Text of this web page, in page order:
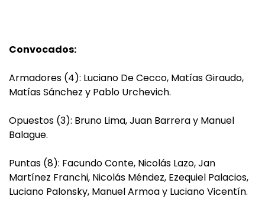
Convocados:
Armadores (4): Luciano De Cecco, Matías Giraudo,
Matías Sánchez y Pablo Urchevich.
Opuestos (3): Bruno Lima, Juan Barrera y Manuel
Balague.
Puntas (8): Facundo Conte, Nicolás Lazo, Jan
Martínez Franchi, Nicolás Méndez, Ezequiel Palacios,
Luciano Palonsky, Manuel Armoa y Luciano Vicentín.